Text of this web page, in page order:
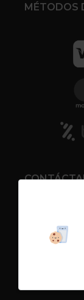
MÉTODOS
Carta de